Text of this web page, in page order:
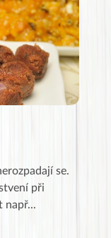
se.
při
např...